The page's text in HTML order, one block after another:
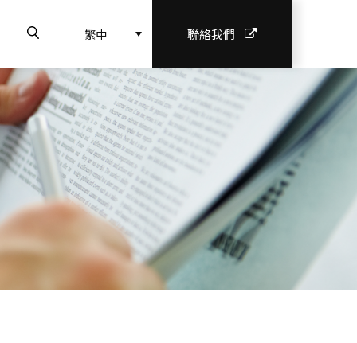
繁中 聯絡我們